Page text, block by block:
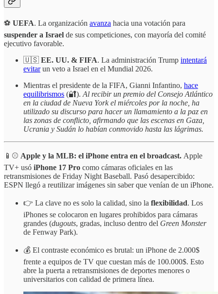
⚽ UEFA. La organización avanza hacia una votación para
suspender a Israel de sus competiciones, con mayoría del comité
ejecutivo favorable.
🇺🇸 EE. UU. & FIFA. La administración Trump intentará
evitarun veto a Israel en el Mundial 2026.
Mientras el presidente de la FIFA, Gianni Infantino, hace
equilibrismos (🔐). Al recibir un premio del Consejo Atlántico
en la ciudad de Nueva York el miércoles por la noche, ha
utilizado su discurso para hacer un llamamiento a la paz en
las zonas de conflicto, afirmando que las escenas en Gaza,
Ucrania y Sudán lo habían conmovido hasta las lágrimas.
📱⚾ Apple y la MLB: el iPhone entra en el broadcast. Apple
TV+ usó iPhone 17 Pro como cámaras oficiales en las
retransmisiones de Friday Night Baseball. Pasó desapercibido:
ESPN llegó a reutilizar imágenes sin saber que venían de un iPhone.
👉 La clave no es solo la calidad, sino la flexibilidad. Los
iPhones se colocaron en lugares prohibidos para cámaras
grandes (dugouts, gradas, incluso dentro del Green Monster
de Fenway Park).
💰 El contraste económico es brutal: un iPhone de 2.000$
frente a equipos de TV que cuestan más de 100.000$. Esto
abre la puerta a retransmisiones de deportes menores o
universitarios con calidad de primera línea.